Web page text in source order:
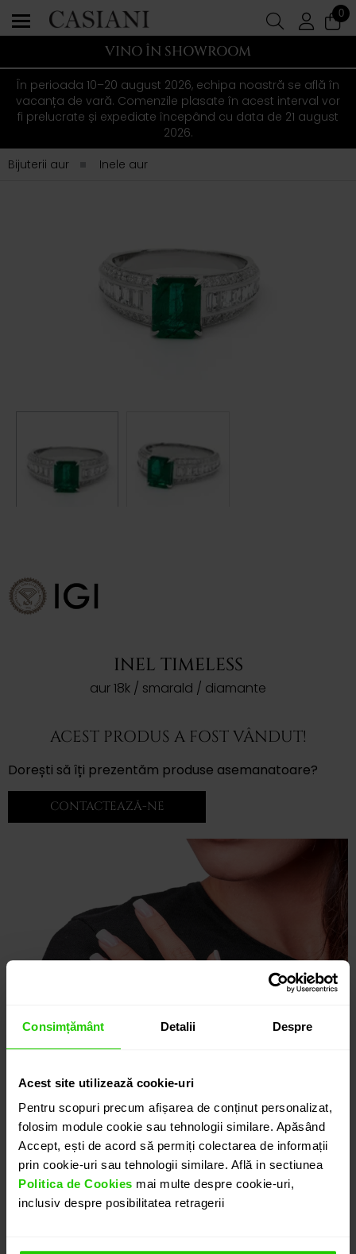
Consimțământ Detalii Despre
Acest site utilizează cookie-uri
Pentru scopuri precum afișarea de conținut personalizat,
folosim module cookie sau tehnologii similare. Apăsând
Accept, ești de acord să permiți colectarea de informații
prin cookie-uri sau tehnologii similare. Află in sectiunea
Politica de Cookies mai multe despre cookie-uri,
inclusiv despre posibilitatea retragerii
0
VINO ÎN SHOWROOM
În perioada 10–20 august 2026, echipa noastră se află în
vacanța de vară. Comenzile plasate în acest interval vor
fi prelucrate și expediate începând cu data de 21 august
2026.
Bijuterii aur
Inele aur
INEL TIMELESS
aur 18k / smarald / diamante
ACEST PRODUS A FOST VÂNDUT!
Dorești să îți prezentăm produse asemanatoare?
CONTACTEAZĂ-NE